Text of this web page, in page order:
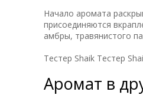
Начало аромата
присоединяются
амбры, травянистого
Тестер Shaik Тестер
Аромат в